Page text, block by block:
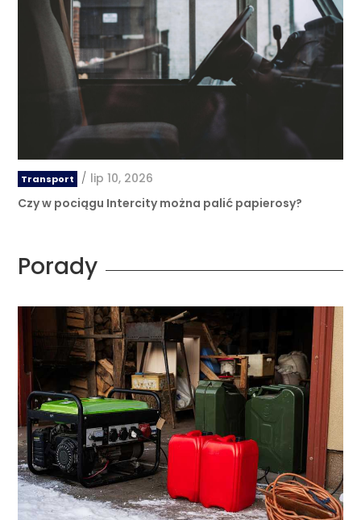
Transport / lip 10, 2026
Czy w pociągu Intercity można palić papierosy?
Porady